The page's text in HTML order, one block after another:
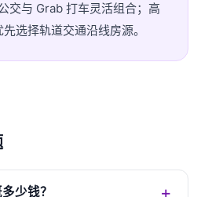
交与 Grab 打车灵活组合；高
选择轨道交通沿线房源。
少钱？